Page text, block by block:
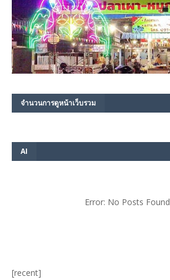
จำนวนการดูหน้าเว็บรวม
AI
Error: No Posts Found
[recent]